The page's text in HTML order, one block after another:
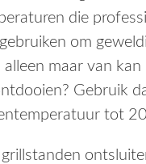
die
om
maar van kan
Gebruik
tot